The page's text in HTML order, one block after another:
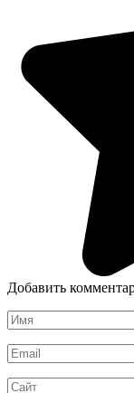
Добавить
Имя
*
Email
*
Сайт